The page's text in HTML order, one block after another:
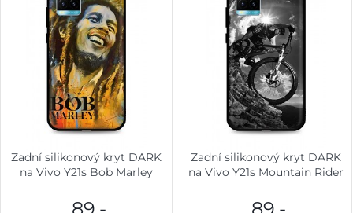
Zadní silikonový kryt DARK
na Vivo Y21s Bob Marley
Zadní silikonový kryt DARK
na Vivo Y21s Mountain Rider